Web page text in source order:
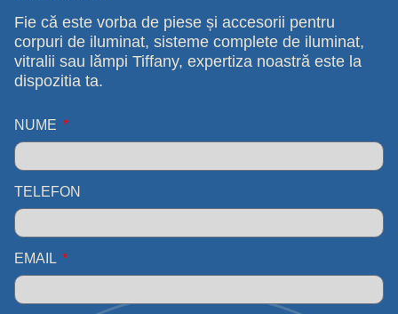
Fie că este vorba de piese și accesorii pentru
corpuri de iluminat, sisteme complete de iluminat,
vitralii sau lămpi Tiffany, expertiza noastră este la
dispozitia ta.
NUME
TELEFON
EMAIL